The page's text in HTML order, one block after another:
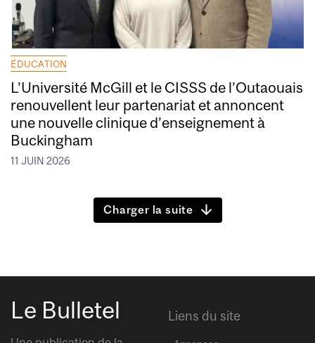
ÉDUCATION
L’Université McGill et le CISSS de l’Outaouais
renouvellent leur partenariat et annoncent
une nouvelle clinique d’enseignement à
Buckingham
11 JUIN 2026
Charger la suite
Le Bulletel Liens du site